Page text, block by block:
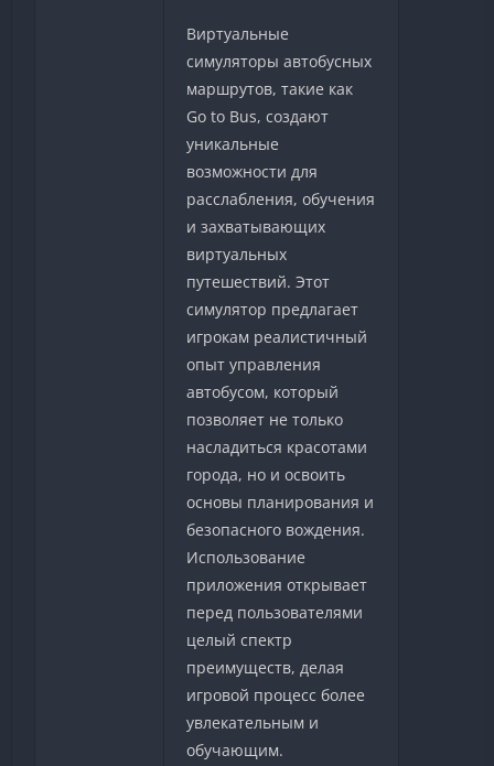
Виртуальные
симуляторы автобусных
маршрутов, такие как
Go to Bus, создают
уникальные
возможности для
расслабления, обучения
и захватывающих
виртуальных
путешествий. Этот
симулятор предлагает
игрокам реалистичный
опыт управления
автобусом, который
позволяет не только
насладиться красотами
города, но и освоить
основы планирования и
безопасного вождения.
Использование
приложения открывает
перед пользователями
целый спектр
преимуществ, делая
игровой процесс более
увлекательным и
обучающим.